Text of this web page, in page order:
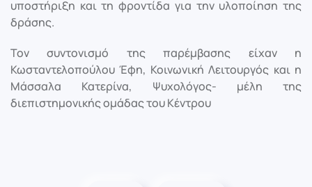
υποστήριξη και τη φροντίδα για την υλοποίηση της
δράσης.
Τον συντονισμό της παρέμβασης είχαν η
Κωσταντελοπούλου Έφη, Κοινωνική Λειτουργός και η
Μάσσαλα Κατερίνα, Ψυχολόγος- μέλη της
διεπιστημονικής ομάδας του Κέντρου